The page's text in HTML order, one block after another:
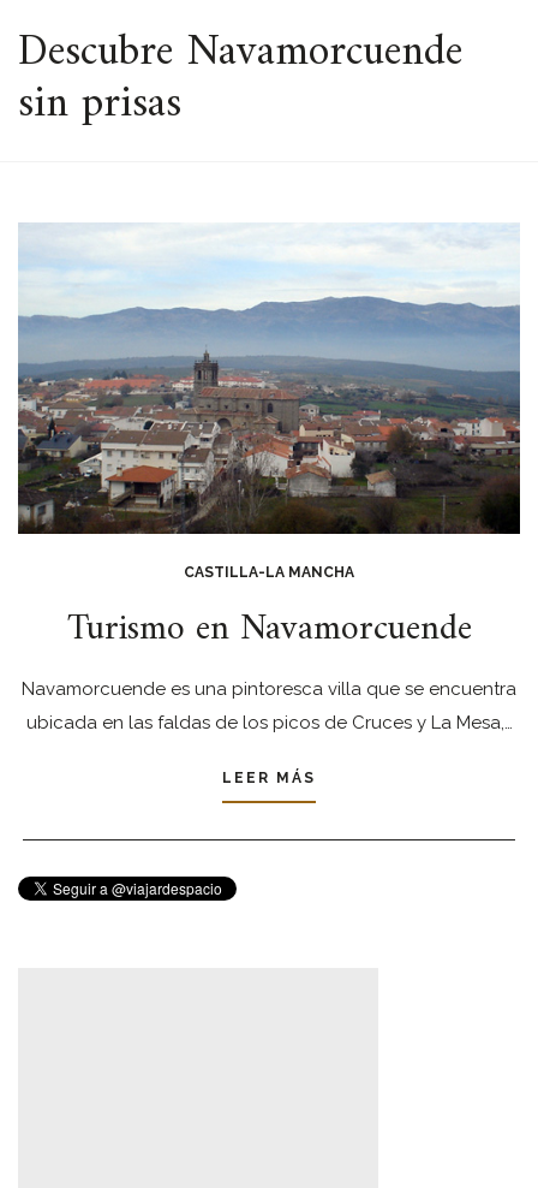
ESPACIO
Descubre Navamorcuende
sin prisas
CASTILLA-LA MANCHA
Turismo en Navamorcuende
Navamorcuende es una pintoresca villa que se encuentra
ubicada en las faldas de los picos de Cruces y La Mesa,…
LEER MÁS